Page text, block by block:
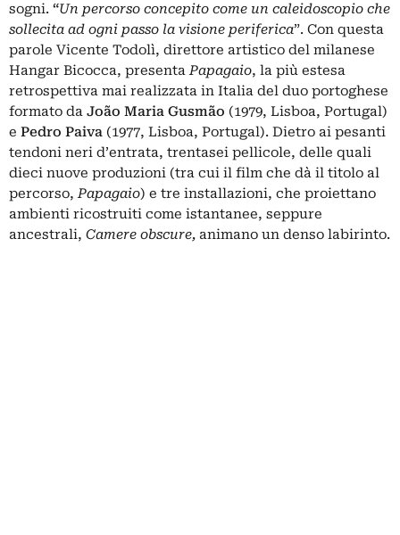
sogni. “Un percorso concepito come un caleidoscopio che
sollecita ad ogni passo la visione periferica”. Con questa
parole Vicente Todolì, direttore artistico del milanese
Hangar Bicocca, presentaPapagaio, la più estesa
retrospettiva mai realizzata in Italia del duo portoghese
formato da João Maria Gusmão (1979, Lisboa, Portugal)
e Pedro Paiva (1977, Lisboa, Portugal). Dietro ai pesanti
tendoni neri d’entrata, trentasei pellicole, delle quali
dieci nuove produzioni (tra cui il film che dà il titolo al
percorso,Papagaio) e tre installazioni, che proiettano
ambienti ricostruiti come istantanee, seppure
ancestrali, Camere obscure, animano un denso labirinto.